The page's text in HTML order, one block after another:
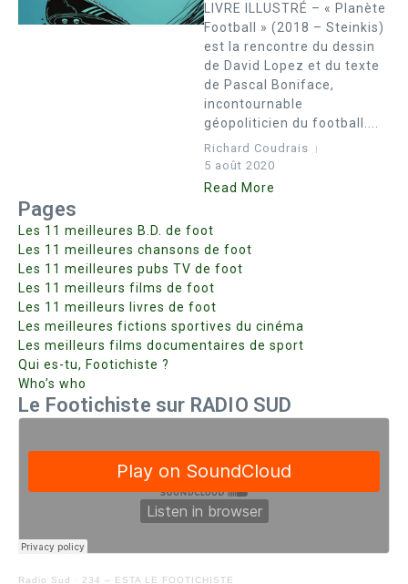
LIVRE ILLUSTRÉ – « Planète
Football » (2018 – Steinkis)
est la rencontre du dessin
de David Lopez et du texte
de Pascal Boniface,
incontournable
géopoliticien du football....
Richard Coudrais
5 août 2020
Read More
Pages
Les 11 meilleures B.D. de foot
Les 11 meilleures chansons de foot
Les 11 meilleures pubs TV de foot
Les 11 meilleurs films de foot
Les 11 meilleurs livres de foot
Les meilleures fictions sportives du cinéma
Les meilleurs films documentaires de sport
Qui es-tu, Footichiste ?
Who’s who
Le Footichiste sur RADIO SUD
Radio Sud · 234 – ESTA LE FOOTICHISTE